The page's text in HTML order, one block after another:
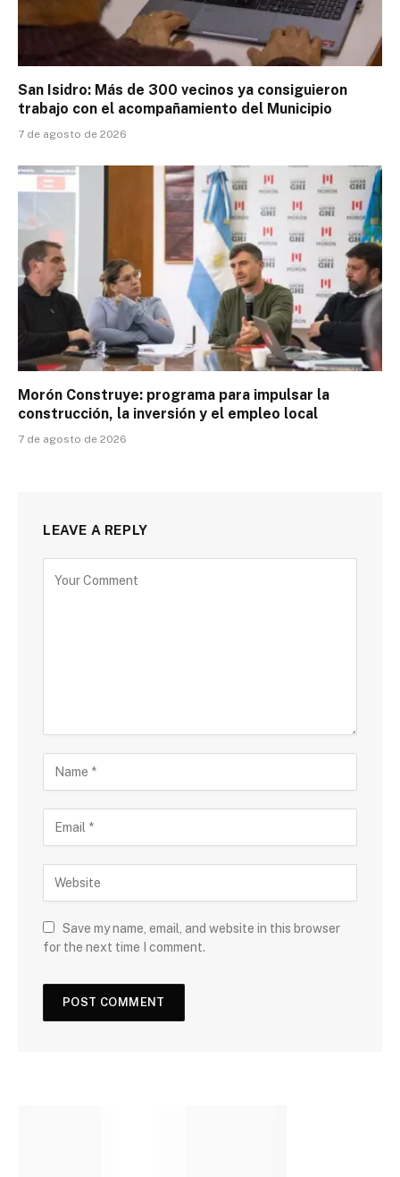
San Isidro: Más de 300 vecinos ya consiguieron
trabajo con el acompañamiento del Municipio
7 de agosto de 2026
Morón Construye: programa para impulsar la
construcción, la inversión y el empleo local
7 de agosto de 2026
LEAVE A REPLY
Save my name, email, and website in this browser
for the next time I comment.